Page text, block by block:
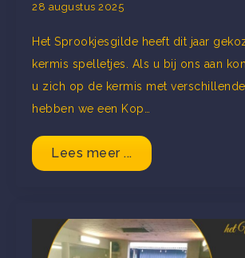
28 augustus 2025
Het Sprookjesgilde heeft dit jaar
kermis spelletjes. Als u bij ons aan
u zich op de kermis met
hebben we een Kop…
Lees meer ...